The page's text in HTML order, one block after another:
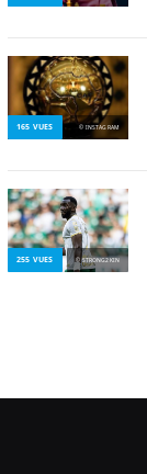
165 VUES © INSTAGRAM
255 VUES © STRONG2KIN